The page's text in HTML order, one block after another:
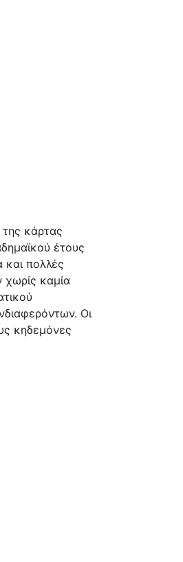
κάρτας
έτους
και πολλές
χωρίς καμία
Οι
κηδεμόνες